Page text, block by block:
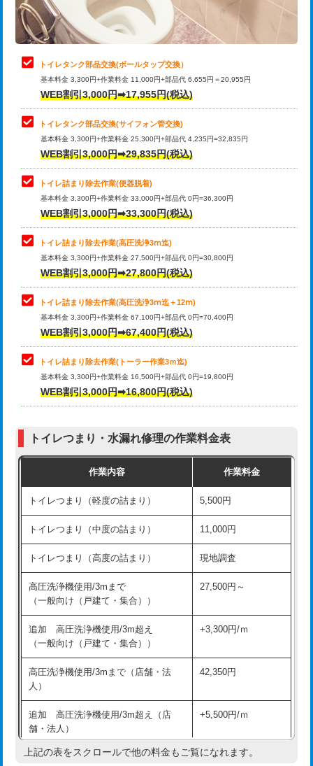
トイレタンク部品交換(ボールタップ交換）
基本料金 3,300円+作業料金 11,000円+部品代 6,655円＝20,955円
WEB割引3,000円➡17,955円(税込)
トイレタンク部品交換(サイフォン管交換)
基本料金 3,300円+作業料金 25,300円+部品代 4,235円=32,835円
WEB割引3,000円➡29,835円(税込)
トイレ詰まり除去作業(便器脱着)
基本料金 3,300円+作業料金 33,000円+部品代 0円=36,300円
WEB割引3,000円➡33,300円(税込)
トイレ詰まり除去作業(高圧洗浄3ⅿ迄)
基本料金 3,300円+作業料金 27,500円+部品代 0円=30,800円
WEB割引3,000円➡27,800円(税込)
トイレ詰まり除去作業(高圧洗浄3ⅿ迄＋12ⅿ)
基本料金 3,300円+作業料金 67,100円+部品代 0円=70,400円
WEB割引3,000円➡67,400円(税込)
トイレ詰まり除去作業(トーラー作業3ｍ迄)
基本料金 3,300円+作業料金 16,500円+部品代 0円=19,800円
WEB割引3,000円➡16,800円(税込)
トイレつまり・水漏れ修理の作業料金表
作業内容 作業料金
トイレつまり（軽度の詰まり） 5,500円
トイレつまり（中度の詰まり） 11,000円
トイレつまり（高度の詰まり） 現地調査
高圧洗浄機使用/3mまで
（一般向け（戸建て・集合））
27,500円～
追加 高圧洗浄機使用/3m超え
（一般向け（戸建て・集合））
+3,300円/ｍ
高圧洗浄機使用/3mまで（店舗・法
人）
42,350円
追加 高圧洗浄機使用/3m超え（店
舗・法人）
+5,500円/ｍ
高度高圧洗浄換 現地調査
上記の表をスクロールで他の料金もご覧になれます。